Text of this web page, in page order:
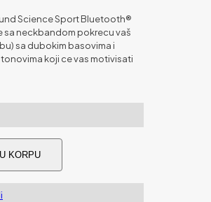
Science Sport Bluetooth®
sa neckbandom pokrecu vaš
sa dubokim basovima i
koji ce vas motivisati
KORPU